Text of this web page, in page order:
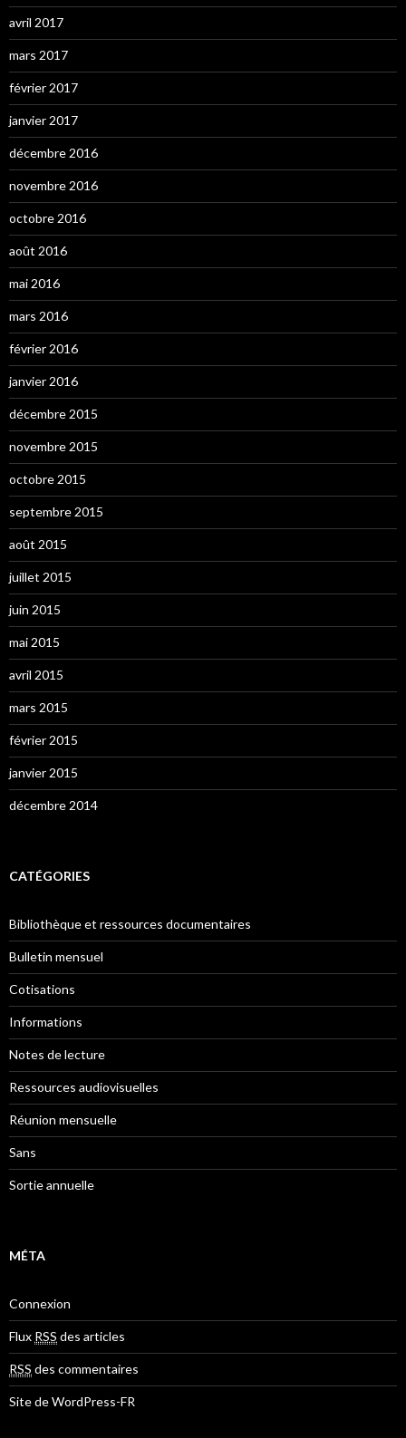
avril 2017
mars 2017
février 2017
janvier 2017
décembre 2016
novembre 2016
octobre 2016
août 2016
mai 2016
mars 2016
février 2016
janvier 2016
décembre 2015
novembre 2015
octobre 2015
septembre 2015
août 2015
juillet 2015
juin 2015
mai 2015
avril 2015
mars 2015
février 2015
janvier 2015
décembre 2014
CATÉGORIES
Bibliothèque et ressources documentaires
Bulletin mensuel
Cotisations
Informations
Notes de lecture
Ressources audiovisuelles
Réunion mensuelle
Sans
Sortie annuelle
MÉTA
Connexion
Flux RSS des articles
RSS des commentaires
Site de WordPress-FR